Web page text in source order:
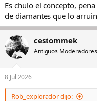
:
Es chulo el concepto,
de diamantes que lo
cestommek
Antiguos Moderadores
8 Jul 2026
Rob_explorador dijo: